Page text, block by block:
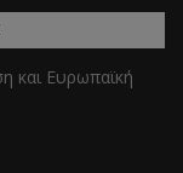
και Ευρωπαϊκή